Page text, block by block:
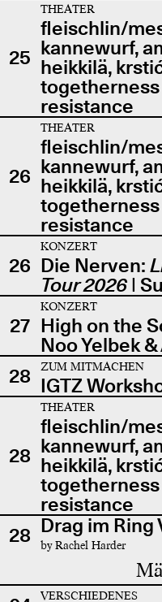
25
THEATER
fleischlin/
kannewurf,
heikkilä,
resistance
26
THEATER
fleischlin/
kannewurf,
heikkilä,
resistance
26
KONZERT
Die Nerven:
Tour 2026|
27
KONZERT
High on the
Noo Yelbek
28
ZUM MITMACHEN
IGTZ
28
THEATER
fleischlin/
kannewurf,
heikkilä,
resistance
28 Drag im Ring
by Rachel Harder
VERSCHIEDENES